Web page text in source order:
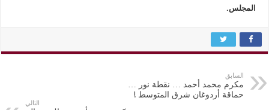
المجلس.
السابق
مكرم محمد أحمد … نقطة نور …
حماقة أردوغان شرق المتوسط !
التالي